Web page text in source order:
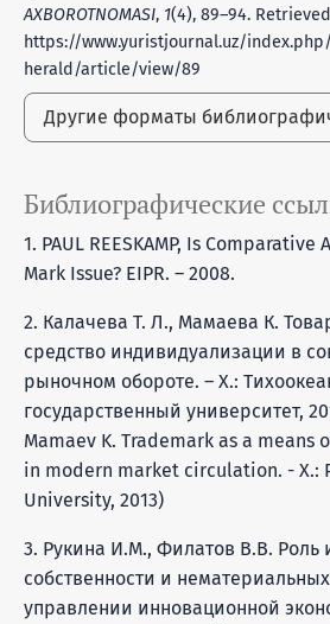
AXBOROTNOMASI, 1(4), 89–94.
https://www.yuristjournal.uz/
herald/article/view/89
Другие форматы
Библиографические
1. PAUL REESKAMP, Is
Mark Issue? EIPR. – 2008.
2. Калачева Т. Л., Мамаева К.
средство индивидуализации в
рыночном обороте. – Х.:
государственный университет,
Mamaev K. Trademark as a
in modern market circulation. - X.:
University, 2013)
3. Рукина И.М., Филатов В.В. Роль
собственности и
управлении инновационной